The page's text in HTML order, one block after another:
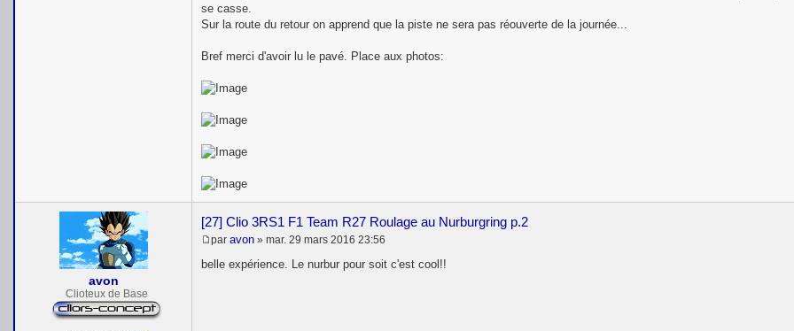
se casse.
Sur la route du retour on apprend que la piste ne sera pas réouverte de la journée...
Bref merci d'avoir lu le pavé. Place aux photos:
avon
Clioteux de Base
[27] Clio 3RS1 F1 Team R27 Roulage au Nurburgring p.2
e
par avon » mar. 29 mars 2016 23:56
belle expérience. Le nurbur pour soit c'est cool!!